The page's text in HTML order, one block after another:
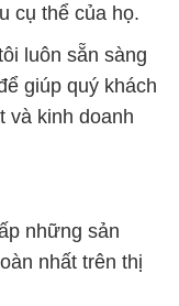
cụ thể của họ.
luôn sẵn sàng
giúp quý khách
và kinh doanh
những sản
nhất trên thị